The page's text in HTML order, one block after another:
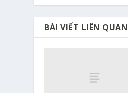
BÀI VIẾT LIÊN QUAN